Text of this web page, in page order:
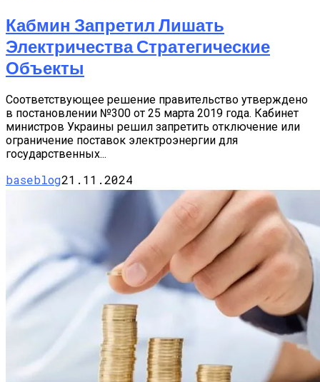
Кабмин Запретил Лишать
Электричества Стратегические
Объекты
Соответствующее решение правительство утверждено
в постановлении №300 от 25 марта 2019 года. Кабинет
министров Украины решил запретить отключение или
ограничение поставок электроэнергии для
государственных...
baseblog21.11.2024